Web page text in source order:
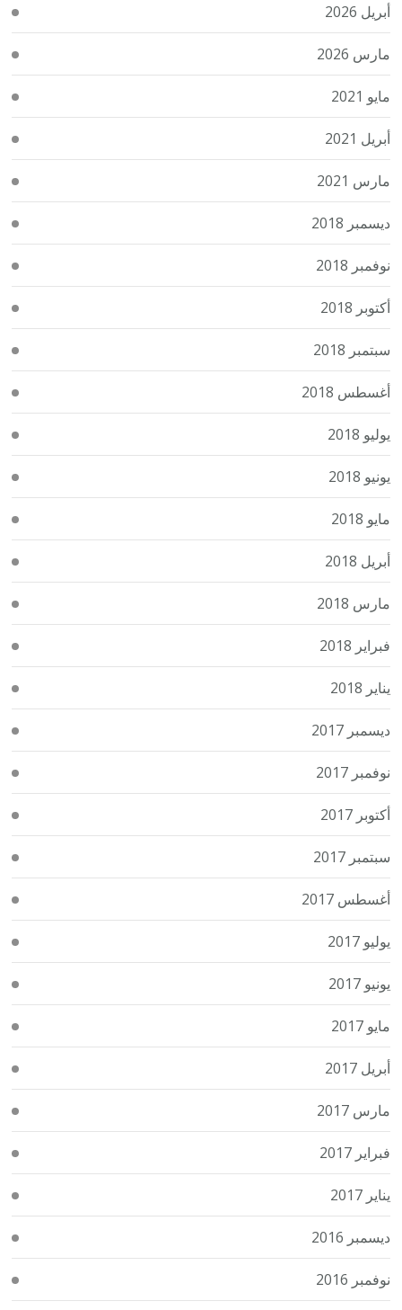
أبريل 2026
مارس 2026
مايو 2021
أبريل 2021
مارس 2021
ديسمبر 2018
نوفمبر 2018
أكتوبر 2018
سبتمبر 2018
أغسطس 2018
يوليو 2018
يونيو 2018
مايو 2018
أبريل 2018
مارس 2018
فبراير 2018
يناير 2018
ديسمبر 2017
نوفمبر 2017
أكتوبر 2017
سبتمبر 2017
أغسطس 2017
يوليو 2017
يونيو 2017
مايو 2017
أبريل 2017
مارس 2017
فبراير 2017
يناير 2017
ديسمبر 2016
نوفمبر 2016